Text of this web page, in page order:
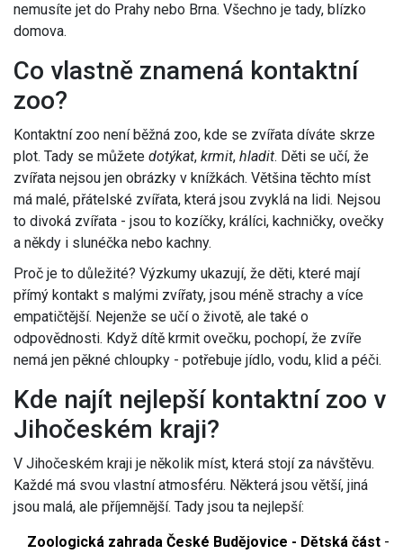
nemusíte jet do Prahy nebo Brna. Všechno je tady, blízko
domova.
Co vlastně znamená kontaktní
zoo?
Kontaktní zoo není běžná zoo, kde se zvířata díváte skrze
plot. Tady se můžete dotýkat, krmit, hladit. Děti se učí, že
zvířata nejsou jen obrázky v knížkách. Většina těchto míst
má malé, přátelské zvířata, která jsou zvyklá na lidi. Nejsou
to divoká zvířata - jsou to kozíčky, králíci, kachničky, ovečky
a někdy i slunéčka nebo kachny.
Proč je to důležité? Výzkumy ukazují, že děti, které mají
přímý kontakt s malými zvířaty, jsou méně strachy a více
empatičtější. Nejenže se učí o životě, ale také o
odpovědnosti. Když dítě krmit ovečku, pochopí, že zvíře
nemá jen pěkné chloupky - potřebuje jídlo, vodu, klid a péči.
Kde najít nejlepší kontaktní zoo v
Jihočeském kraji?
V Jihočeském kraji je několik míst, která stojí za návštěvu.
Každé má svou vlastní atmosféru. Některá jsou větší, jiná
jsou malá, ale příjemnější. Tady jsou ta nejlepší:
Zoologická zahrada České Budějovice - Dětská část -